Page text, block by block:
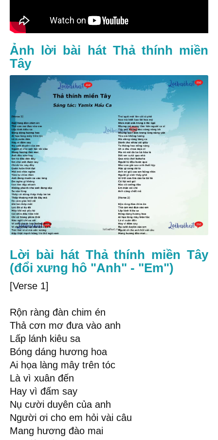
Ảnh lời bài hát Thả thính miền
Tây
Lời bài hát Thả thính miền Tây
(đổi xưng hô "Anh" - "Em")
[Verse 1]
Rộn ràng đàn chim én
Thả cơn mơ đưa vào anh
Lấp lánh kiêu sa
Bóng dáng hương hoa
Ai họa làng mây trên tóc
Là vì xuân đến
Hay vì đấm say
Nụ cười duyên của anh
Người ơi cho em hỏi vài câu
Mang hương đào mai